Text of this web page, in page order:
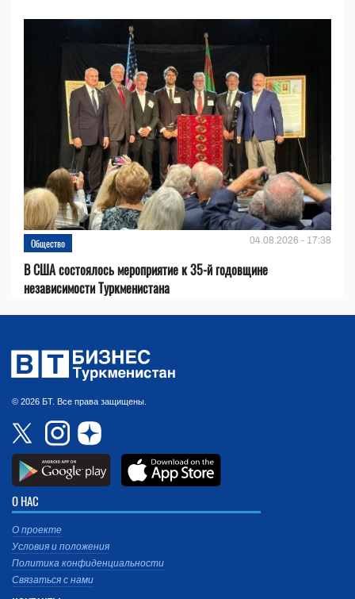
Общество 04.08.2026 - 17:38
В США состоялось мероприятие к 35-й годовщине
независимости Туркменистана
© 2026 БТ. Все права защищены.
О НАС
О проекте
Условия и положения
Политика конфиденциальности
Связаться с нами